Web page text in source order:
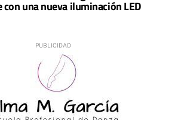
con una nueva iluminación LED